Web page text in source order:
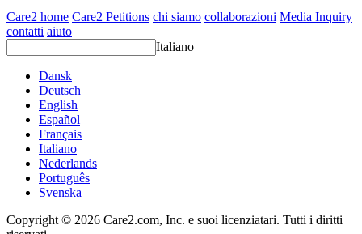
Care2 home Care2 Petitions chi siamo collaborazioni Media Inquiry
contatti aiuto
Italiano
Dansk
Deutsch
English
Español
Français
Italiano
Nederlands
Português
Svenska
Copyright © 2026 Care2.com, Inc. e suoi licenziatari. Tutti i diritti